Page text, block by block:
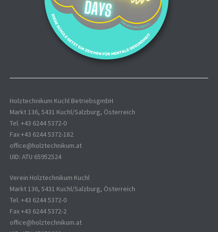
Holztechnikum Kuchl BetriebsgmbH
Markt 136, 5431 Kuchl/Salzburg, Österreich
Tel. +43 6244 5372-0
Fax +43 6244 5372-182
office@holztechnikum.at
UID: ATU 65952524
Verein Holztechnikum Kuchl
Markt 136, 5431 Kuchl/Salzburg, Österreich
Tel. +43 6244 5372-0
Fax +43 6244 5372-2
office@holztechnikum.at